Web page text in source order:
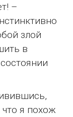
–
злой
в
я похож